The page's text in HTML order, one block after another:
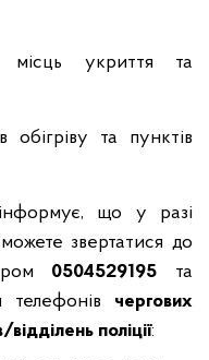
місць укриття та
обігріву та пунктів
інформує, що у разі
звертатися до
0504529195 та
телефонів чергових
поліції: